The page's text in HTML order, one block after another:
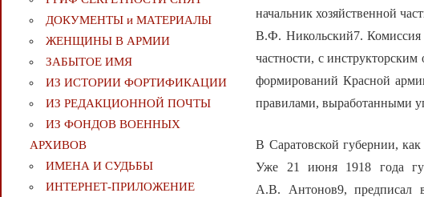
начальник хозяйственной
В.Ф. Никольский7. Комиссия
частности, с
формирований Красной
правилами, выработанными
В Саратовской губернии,
Уже 21 июня 1918 года
А.В. Антонов9, предписал
ДОКУМЕНТЫ и МАТЕРИАЛЫ
ЖЕНЩИНЫ В АРМИИ
ЗАБЫТОЕ ИМЯ
ИЗ ИСТОРИИ ФОРТИФИКАЦИИ
ИЗ РЕДАКЦИОННОЙ ПОЧТЫ
ИЗ ФОНДОВ ВОЕННЫХ
АРХИВОВ
ИМЕНА И СУДЬБЫ
ИНТЕРНЕТ-ПРИЛОЖЕНИЕ